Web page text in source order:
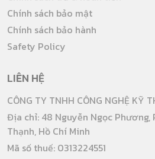
Chính sách bảo mật
Chính sách bảo hành
Safety Policy
LIÊN HỆ
CÔNG TY TNHH CÔNG NGHỆ KỸ
Địa chỉ: 48 Nguyễn Ngọc Phương,
Thạnh, Hồ Chí Minh
Mã số thuế: 0313224551